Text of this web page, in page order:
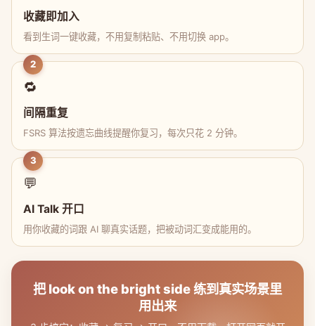
收藏即加入
看到生词一键收藏，不用复制粘贴、不用切换 app。
2
🔁
间隔重复
FSRS 算法按遗忘曲线提醒你复习，每次只花 2 分钟。
3
💬
AI Talk 开口
用你收藏的词跟 AI 聊真实话题，把被动词汇变成能用的。
把 look on the bright side 练到真实场景里
用出来